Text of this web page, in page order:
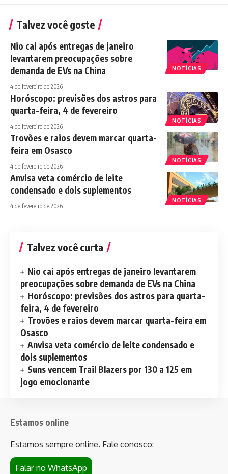
Talvez você goste
NOTÍCIAS
Nio cai após entregas de janeiro
levantarem preocupações sobre
demanda de EVs na China
4 de fevereiro de 2026
NOTÍCIAS
Horóscopo: previsões dos astros para
quarta-feira, 4 de fevereiro
4 de fevereiro de 2026
NOTÍCIAS
Trovões e raios devem marcar quarta-
feira em Osasco
4 de fevereiro de 2026
NOTÍCIAS
Anvisa veta comércio de leite
condensado e dois suplementos
4 de fevereiro de 2026
Talvez você curta
Nio cai após entregas de janeiro levantarem
preocupações sobre demanda de EVs na China
Horóscopo: previsões dos astros para quarta-
feira, 4 de fevereiro
Trovões e raios devem marcar quarta-feira em
Osasco
Anvisa veta comércio de leite condensado e
dois suplementos
Suns vencem Trail Blazers por 130 a 125 em
jogo emocionante
Estamos online
Estamos sempre online. Fale conosco:
Falar no WhatsApp